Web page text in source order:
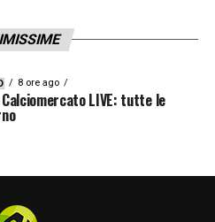
8 ore ago
LIVE: tutte le